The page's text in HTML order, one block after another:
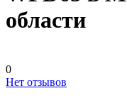
области
0
Нет отзывов